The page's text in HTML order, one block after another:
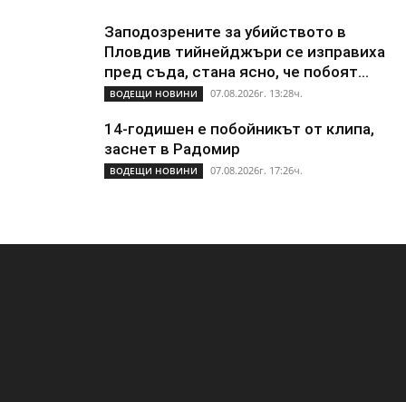
Заподозрените за убийството в
Пловдив тийнейджъри се изправиха
пред съда, стана ясно, че побоят...
ВОДЕЩИ НОВИНИ 07.08.2026г. 13:28ч.
14-годишен е побойникът от клипа,
заснет в Радомир
ВОДЕЩИ НОВИНИ 07.08.2026г. 17:26ч.